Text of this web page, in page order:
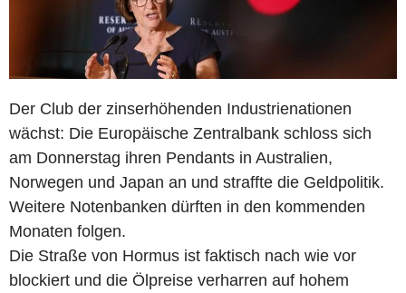
Der Club der zinserhöhenden Industrienationen
wächst: Die Europäische Zentralbank schloss sich
am Donnerstag ihren Pendants in Australien,
Norwegen und Japan an und straffte die Geldpolitik.
Weitere Notenbanken dürften in den kommenden
Monaten folgen.
Die Straße von Hormus ist faktisch nach wie vor
blockiert und die Ölpreise verharren auf hohem